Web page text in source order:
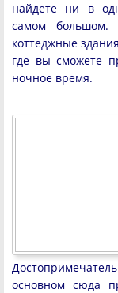
найдете ни в
самом большом.
коттеджные
где вы сможете
ночное время.
основном сюда